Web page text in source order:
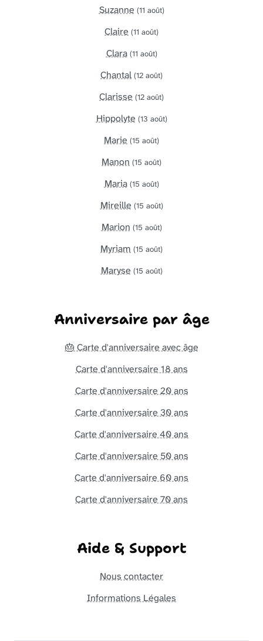
Suzanne (11 août)
Claire (11 août)
Clara (11 août)
Chantal (12 août)
Clarisse (12 août)
Hippolyte (13 août)
Marie (15 août)
Manon (15 août)
Maria (15 août)
Mireille (15 août)
Marion (15 août)
Myriam (15 août)
Maryse (15 août)
Anniversaire par âge
🎂 Carte d'anniversaire avec âge
Carte d'anniversaire 18 ans
Carte d'anniversaire 20 ans
Carte d'anniversaire 30 ans
Carte d'anniversaire 40 ans
Carte d'anniversaire 50 ans
Carte d'anniversaire 60 ans
Carte d'anniversaire 70 ans
Aide & Support
Nous contacter
Informations Légales